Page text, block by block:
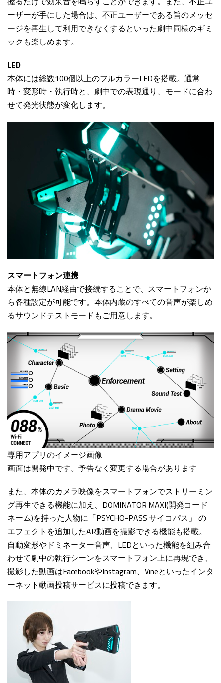
ーザーが手にした場合は、不正ユーザーである旨のメッセ
ージを再生して利用できなくするといった劇中同様のギミ
ックも楽しめます。
LED
本体には総数100個以上のフルカラーLEDを搭載。通常
時・変形時・執行時と、劇中での表現通り、モードに合わ
せて発光状態が変化します。
スマートフォン連携
本体と無線LAN経由で接続することで、スマートフォンか
ら各種設定が可能です。本体内蔵のすべての音声が楽しめ
るサウンドテストモードもご用意します。
専用アプリのイメージ画像
画面は開発中です。予告なく変更する場合があります
また、本体のカメラ映像をスマートフォンでストリーミン
グ再生できる機能に加え、DOMINATOR MAXI(開発コード
ネーム)を持った人物に「PSYCHO-PASS サイコパス」 の
エフェクトを追加したAR動画を撮影できる機能も搭載。
自動変形やドミネーター音声、LEDといった機能を組み合
わせて劇中の執行シーンをスマートフォン上に再現でき、
撮影した動画はFacebookやInstagram、Vineといったインタ
ーネット動画投稿サービスに投稿できます。